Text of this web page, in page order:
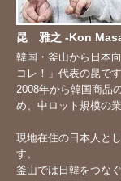
昆 雅之 -Kon
韓国・釜山から日本
コレ！」代表の昆です
2008年から韓国商品
め、中ロット規模の
現地在住の日本人と
す。
釜山では日韓をつな